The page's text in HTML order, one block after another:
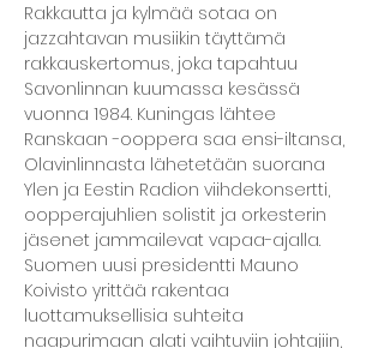
Rakkautta ja kylmää sotaa on
jazzahtavan musiikin täyttämä
rakkauskertomus, joka tapahtuu
Savonlinnan kuumassa kesässä
vuonna 1984. Kuningas lähtee
Ranskaan -ooppera saa ensi-iltansa,
Olavinlinnasta lähetetään suorana
Ylen ja Eestin Radion viihdekonsertti,
oopperajuhlien solistit ja orkesterin
jäsenet jammailevat vapaa-ajalla.
Suomen uusi presidentti Mauno
Koivisto yrittää rakentaa
luottamuksellisia suhteita
naapurimaan alati vaihtuviin johtajiin,